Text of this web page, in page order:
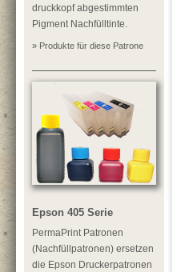
druckkopf abgestimmten
Pigment Nachfülltinte.
» Produkte für diese Patrone
Epson 405 Serie
PermaPrint Patronen
(Nachfüllpatronen) ersetzen
die Epson Druckerpatronen